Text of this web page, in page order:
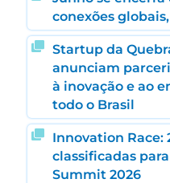
conexões
Startup da
anunciam
à inovação e ao
todo o Brasil
Innovation Race:
classificadas
Summit 2026